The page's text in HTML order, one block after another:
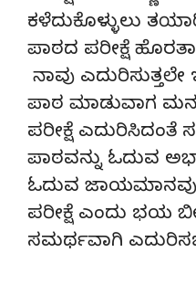
ಕಳೆದುಕೊಳ್ಳುಲು
ಪಾಠದ ಪರೀಕ್ಷೆ
ನಾವು
ಪಾಠ ಮಾಡುವಾಗ
ಪರೀಕ್ಷೆ ಎದುರಿಸಿದಂತೆ
ಪಾಠವನ್ನು ಓದುವ
ಓದುವ ಜಾಯಮಾನವು
ಪರೀಕ್ಷೆ ಎಂದು ಭಯ
ಸಮರ್ಥವಾಗಿ